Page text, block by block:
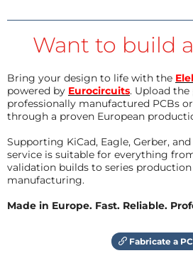
Want to build
Bring your design to life with the
powered by Eurocircuits. Upload
professionally manufactured PCBs
through a proven European
Supporting KiCad, Eagle, Gerber,
service is suitable for everything
validation builds to series
manufacturing.
Made in Europe. Fast. Reliable.
Fabricate a